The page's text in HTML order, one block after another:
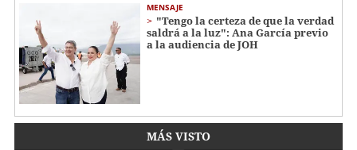
MENSAJE
"Tengo la certeza de que la verdad
saldrá a la luz": Ana García previo
a la audiencia de JOH
MÁS VISTO